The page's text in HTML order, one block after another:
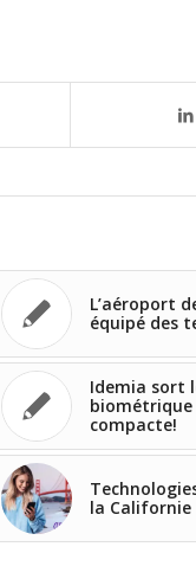
L’aéroport
équipé des
Idemia sort
compacte!
la Californie